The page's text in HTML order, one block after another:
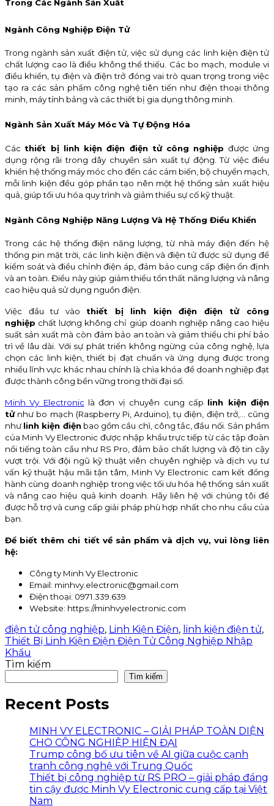
Trong Các Ngành Sản Xuất
Ngành Công Nghiệp Điện Tử
Trong ngành sản xuất điện tử, việc sử dụng các linh kiện điện tử
chất lượng cao là điều không thể thiếu. Các bo mạch, module vi
điều khiển, tụ điện và điện trở đóng vai trò quan trọng trong việc
tạo ra các sản phẩm công nghệ tiên tiến như điện thoại thông
minh, máy tính bảng và các thiết bị gia dụng thông minh.
Ngành Sản Xuất Máy Móc Và Tự Động Hóa
Cácthiết bị linh kiện điện điện tử công nghiệp được ứng
dụng rộng rãi trong dây chuyền sản xuất tự động. Từ việc điều
khiển hệ thống máy móc cho đến các cảm biến, bộ chuyển mạch,
mỗi linh kiện đều góp phần tạo nên một hệ thống sản xuất hiệu
quả, giúp tối ưu hóa quy trình và giảm thiểu sự cố kỹ thuật.
Ngành Công Nghiệp Năng Lượng Và Hệ Thống Điều Khiển
Trong các hệ thống điện năng lượng, từ nhà máy điện đến hệ
thống pin mặt trời, các linh kiện điện và điện tử được sử dụng để
kiểm soát và điều chỉnh điện áp, đảm bảo cung cấp điện ổn định
và an toàn. Điều này giúp giảm thiểu tổn thất năng lượng và nâng
cao hiệu quả sử dụng nguồn điện.
Việc đầu tư vàothiết bị linh kiện điện điện tử công
nghiệp chất lượng không chỉ giúp doanh nghiệp nâng cao hiệu
suất sản xuất mà còn đảm bảo an toàn và giảm thiểu chi phí bảo
trì về lâu dài. Với sự phát triển không ngừng của công nghệ, lựa
chọn các linh kiện, thiết bị đạt chuẩn và ứng dụng được trong
nhiều lĩnh vực khác nhau chính là chìa khóa để doanh nghiệp đạt
được thành công bền vững trong thời đại số.
Minh Vy Electroniclà đơn vị chuyên cung cấp linh kiện điện
tửnhư bo mạch (Raspberry Pi, Arduino), tụ điện, điện trở,… cũng
như linh kiện điệnbao gồm cầu chì, công tắc, đầu nối. Sản phẩm
của Minh Vy Electronic được nhập khẩu trực tiếp từ các tập đoàn
nổi tiếng toàn cầu như RS Pro, đảm bảo chất lượng và độ tin cậy
vượt trội. Với đội ngũ kỹ thuật viên chuyên nghiệp và dịch vụ tư
vấn kỹ thuật hậu mãi tận tâm, Minh Vy Electronic cam kết đồng
hành cùng doanh nghiệp trong việc tối ưu hóa hệ thống sản xuất
và nâng cao hiệu quả kinh doanh. Hãy liên hệ với chúng tôi để
được hỗ trợ và cung cấp giải pháp phù hợp nhất cho nhu cầu của
bạn.
Để biết thêm chi tiết về sản phẩm và dịch vụ, vui lòng liên
hệ:
Công ty Minh Vy Electronic
Email: minhvy.electronic@gmail.com
Điện thoại: 0971.339.639
Website: https://minhvyelectronic.com
điện tử công nghiệp, Linh Kiện Điện, linh kiện điện tử,
Thiết Bị Linh Kiện Điện Điện Tử Công Nghiệp Nhập
Khẩu
Tìm kiếm
Tìm kiếm
Recent Posts
MINH VY ELECTRONIC – GIẢI PHÁP TOÀN DIỆN
CHO CÔNG NGHIỆP HIỆN ĐẠI
Trump công bố ưu tiên về AI giữa cuộc cạnh
tranh công nghệ với Trung Quốc
Thiết bị công nghiệp từ RS PRO – giải pháp đáng
tin cậy được Minh Vy Electronic cung cấp tại Việt
Nam